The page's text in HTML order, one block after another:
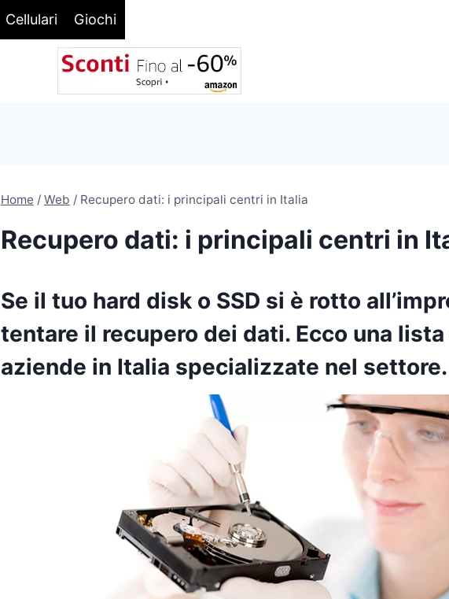
Cellulari Giochi
Home / Web / Recupero dati: i principali centri in Italia
Recupero dati: i principali centri in
Se il tuo hard disk o SSD si è rotto
tentare il recupero dei dati. Ecco una
aziende in Italia specializzate nel settore.